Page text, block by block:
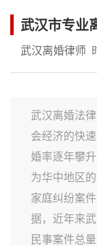
武汉市专业
武汉离婚律师
武汉离婚法
会经济的快
婚率逐年攀
为华中地区
家庭纠纷案
据，近年来
民事案件总